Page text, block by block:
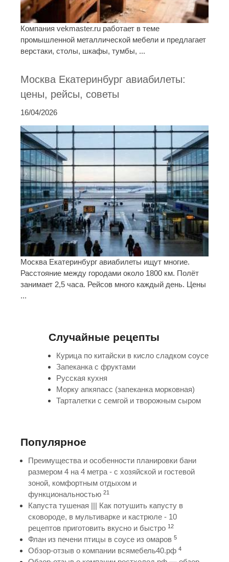
Компания vekmaster.ru работает в теме
промышленной металлической мебели и предлагает
верстаки, столы, шкафы, тумбы, ...
Москва Екатеринбург авиабилеты:
цены, рейсы, советы
16/04/2026
Москва Екатеринбург авиабилеты ищут многие.
Расстояние между городами около 1800 км. Полёт
занимает 2,5 часа. Рейсов много каждый день. Цены
...
Случайные рецепты
Курица по китайски в кисло сладком соусе
Запеканка с фруктами
Русская кухня
Морку апкяпасс (запеканка морковная)
Тарталетки с семгой и творожным сыром
Популярное
Преимущества и особенности планировки бани
размером 4 на 4 метра - с хозяйской и гостевой
зоной, комфортным отдыхом и
функциональностью 21
Капуста тушеная ||| Как потушить капусту в
сковороде, в мультиварке и кастрюле - 10
рецептов приготовить вкусно и быстро 12
Флан из печени птицы в соусе из омаров 5
Обзор-отзыв о компании всямебель40.рф 4